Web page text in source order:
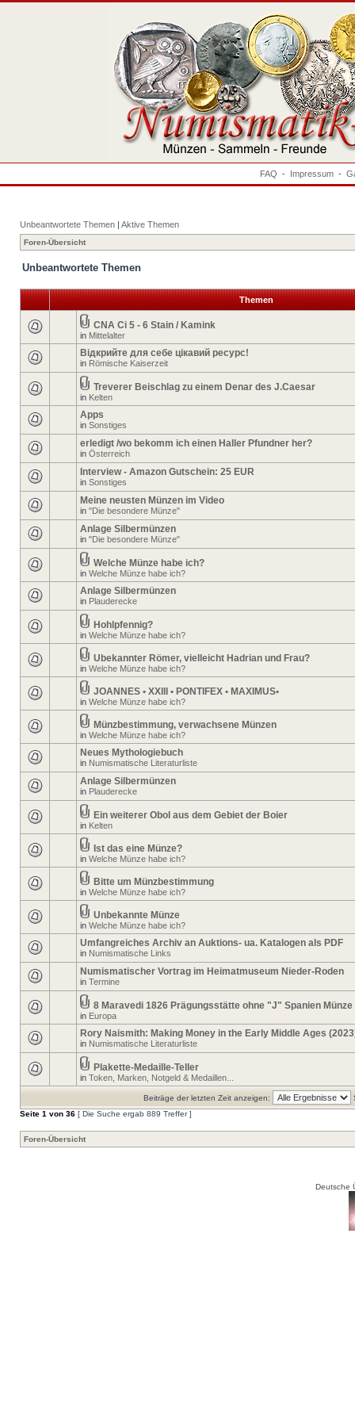
FAQ - Impressum -
Unbeantwortete Themen | Aktive Themen
Foren-Übersicht
Unbeantwortete Themen
Themen
CNA Ci 5 - 6 Stain / Kamink
in Mittelalter
Відкрийте для себе цікавий ресурс!
in Römische Kaiserzeit
Treverer Beischlag zu einem Denar des J.Caesar
in Kelten
Apps
in Sonstiges
erledigt /wo bekomm ich einen Haller Pfundner her?
in Österreich
Interview - Amazon Gutschein: 25 EUR
in Sonstiges
Meine neusten Münzen im Video
in "Die besondere Münze"
Anlage Silbermünzen
in "Die besondere Münze"
Welche Münze habe ich?
in Welche Münze habe ich?
Anlage Silbermünzen
in Plauderecke
Hohlpfennig?
in Welche Münze habe ich?
Ubekannter Römer, vielleicht Hadrian und Frau?
in Welche Münze habe ich?
JOANNES • XXIII • PONTIFEX • MAXIMUS•
in Welche Münze habe ich?
Münzbestimmung, verwachsene Münzen
in Welche Münze habe ich?
Neues Mythologiebuch
in Numismatische Literaturliste
Anlage Silbermünzen
in Plauderecke
Ein weiterer Obol aus dem Gebiet der Boier
in Kelten
Ist das eine Münze?
in Welche Münze habe ich?
Bitte um Münzbestimmung
in Welche Münze habe ich?
Unbekannte Münze
in Welche Münze habe ich?
Umfangreiches Archiv an Auktions- ua. Katalogen als PDF
in Numismatische Links
Numismatischer Vortrag im Heimatmuseum Nieder-Roden
in Termine
8 Maravedi 1826 Prägungsstätte ohne "J" Spanien Münze
in Europa
Rory Naismith: Making Money in the Early Middle Ages
in Numismatische Literaturliste
Plakette-Medaille-Teller
in Token, Marken, Notgeld & Medaillen...
Beiträge der letzten Zeit anzeigen:
Seite 1 von 36 [ Die Suche ergab 889 Treffer ]
Foren-Übersicht
Deutsche